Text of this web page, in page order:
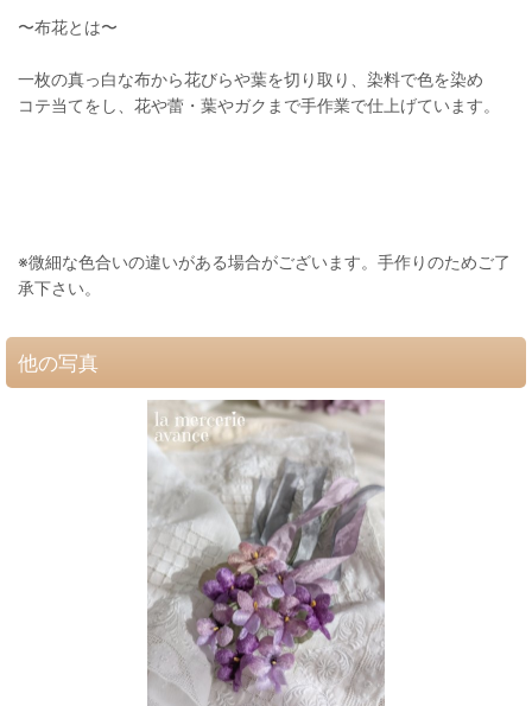
〜布花とは〜
一枚の真っ白な布から花びらや葉を切り取り、染料で色を染め
コテ当てをし、花や蕾・葉やガクまで手作業で仕上げています。
※微細な色合いの違いがある場合がございます。手作りのためご了
承下さい。
他の写真